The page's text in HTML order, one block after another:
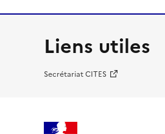
Liens utiles
Secrétariat CITES